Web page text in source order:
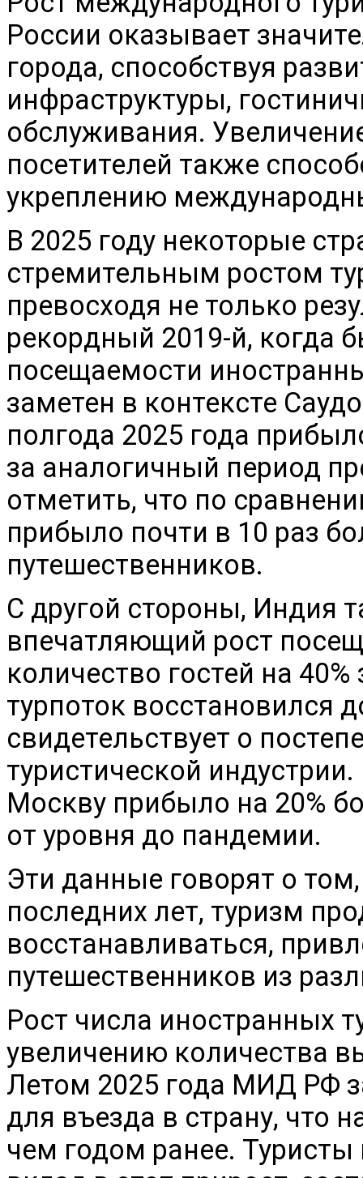
России оказывает
города, способствуя
инфраструктуры,
обслуживания.
посетителей также
укреплению
В 2025 году некоторые
стремительным ростом
превосходя не только
рекордный 2019-й, когда
посещаемости
заметен в контексте
полгода 2025 года
за аналогичный период
отметить, что по
прибыло почти в 10 раз
путешественников.
С другой стороны, Индия
впечатляющий рост
количество гостей на
турпоток восстановился
свидетельствует о
туристической
Москву прибыло на 20%
от уровня до пандемии.
Эти данные говорят о
последних лет, туризм
восстанавливаться,
путешественников из
Рост числа иностранных
увеличению количества
Летом 2025 года МИД РФ
для въезда в страну, что
чем годом ранее.